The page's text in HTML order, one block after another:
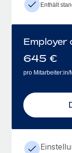
Enthält
Employer
645 €
pro Mitarbeiter:in/